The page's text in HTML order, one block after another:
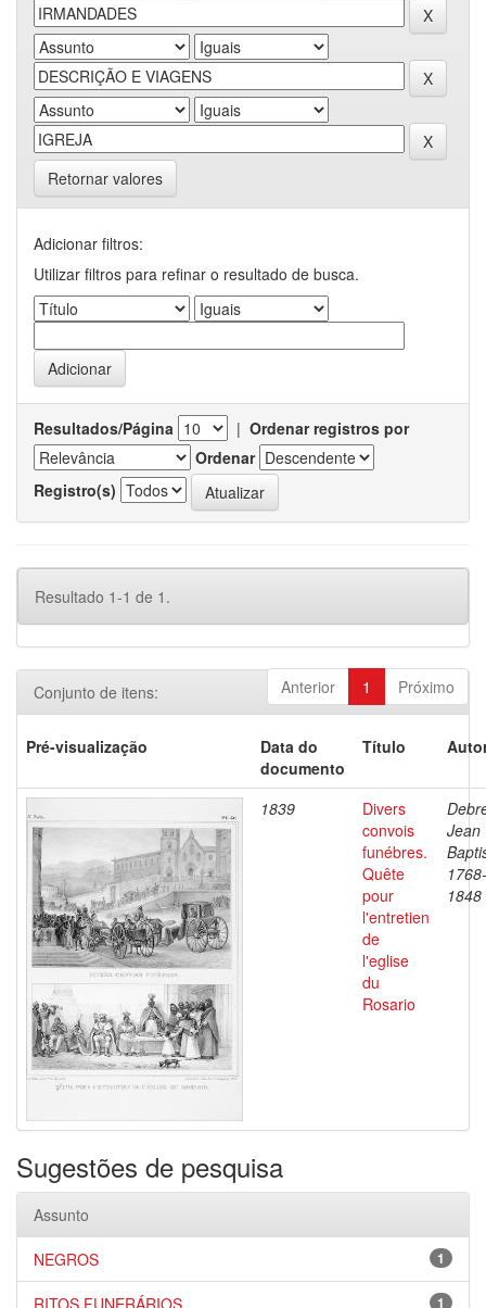
Retornar valores
Adicionar filtros:
Utilizar filtros para refinar o resultado de busca.
Resultados/Página | Ordenar registros por
Ordenar
Registro(s)
Resultado 1-1 de 1.
Anterior 1 Próximo
Conjunto de itens:
Pré-visualização
Data do
documento
Título
1839
Divers
convois
funébres.
Quête
pour
l'entretien
de
l'eglise
du
Rosario
Jean
1768-
1848
Sugestões de pesquisa
Assunto
1
NEGROS
1
RITOS FUNERÁRIOS